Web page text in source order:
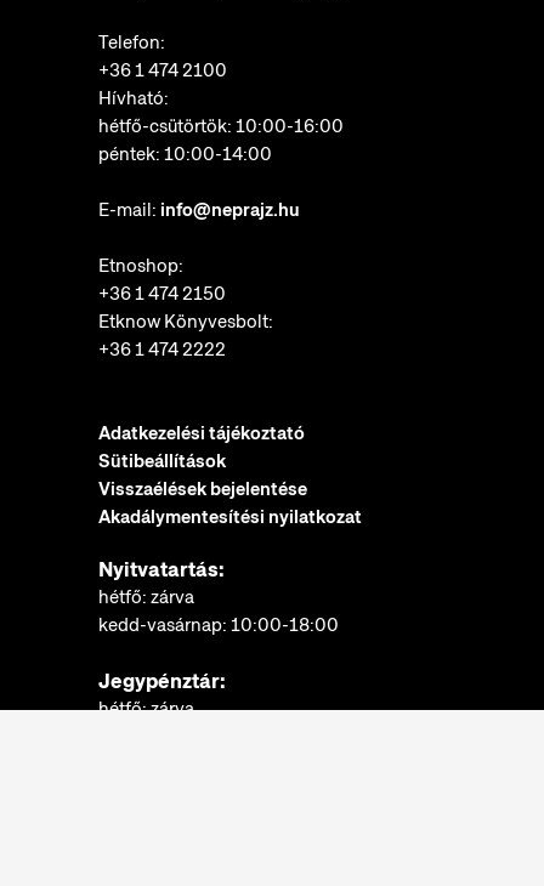
Telefon:
+36 1 474 2100
Hívható:
hétfő-csütörtök: 10:00-16:00
péntek: 10:00-14:00
E-mail: info@neprajz.hu
Etnoshop:
+36 1 474 2150
Etknow Könyvesbolt:
+36 1 474 2222
Adatkezelési tájékoztató
Sütibeállítások
Visszaélések bejelentése
Akadálymentesítési nyilatkozat
Nyitvatartás:
hétfő: zárva
kedd-vasárnap: 10:00-18:00
Jegypénztár:
hétfő: zárva